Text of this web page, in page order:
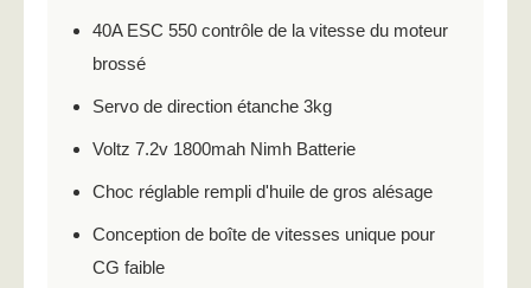
40A ESC 550 contrôle de la vitesse du moteur
brossé
Servo de direction étanche 3kg
Voltz 7.2v 1800mah Nimh Batterie
Choc réglable rempli d'huile de gros alésage
Conception de boîte de vitesses unique pour
CG faible